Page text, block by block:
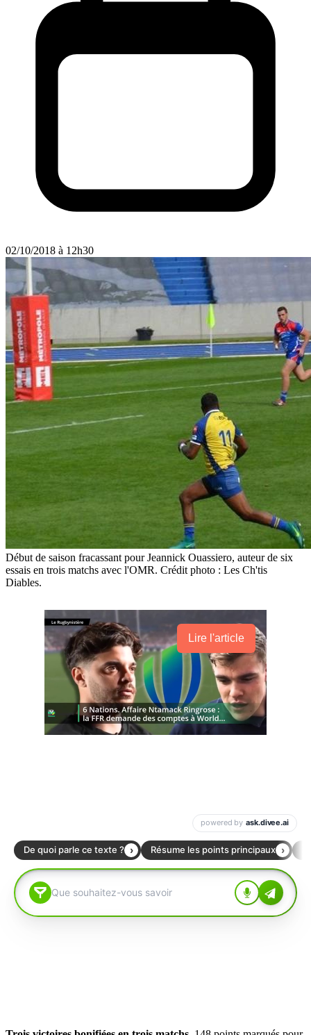
02/10/2018 à 12h30
Début de saison fracassant pour Jeannick Ouassiero, auteur de six
essais en trois matchs avec l'OMR. Crédit photo : Les Ch'tis
Diables.
Lire l'article